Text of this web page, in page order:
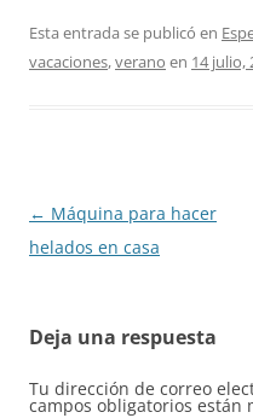
Esta entrada se publicó en
vacaciones,verano en 14 julio,
Navegación
de
← Máquina para hacer
helados en casa
Deja una respuesta
Tu dirección de correo
campos obligatorios están